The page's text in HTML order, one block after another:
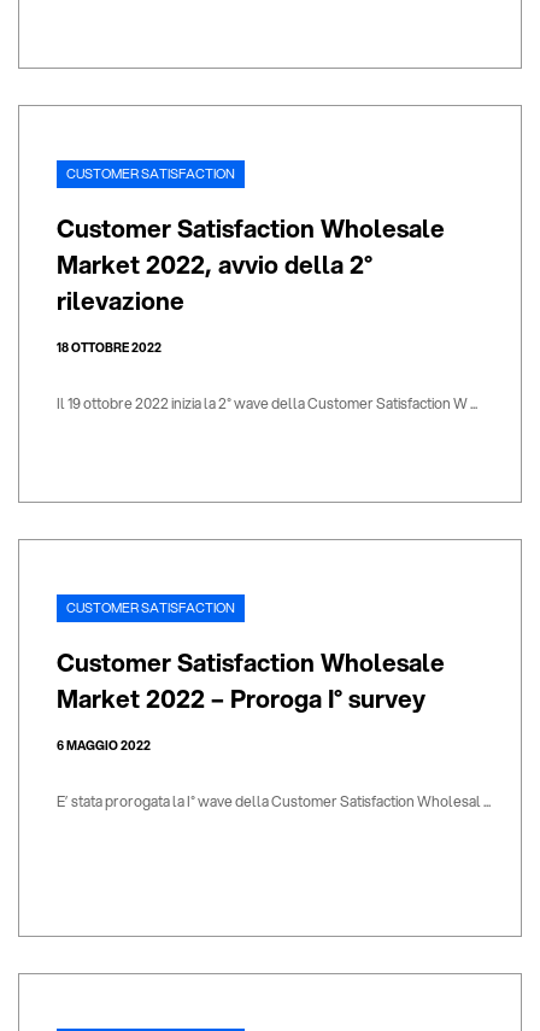
CUSTOMER SATISFACTION
Customer Satisfaction Wholesale
Market 2022, avvio della 2°
rilevazione
18 OTTOBRE 2022
Il 19 ottobre 2022 inizia la 2° wave della Customer Satisfaction W ...
CUSTOMER SATISFACTION
Customer Satisfaction Wholesale
Market 2022 – Proroga I° survey
6 MAGGIO 2022
E’ stata prorogata la I° wave della Customer Satisfaction Wholesal ...